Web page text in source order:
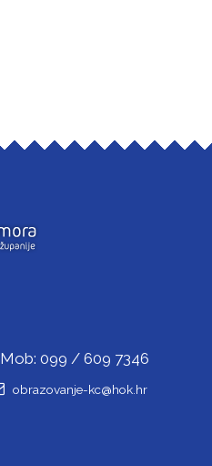
Mob: 099 / 609 7346
obrazovanje-kc@hok.hr